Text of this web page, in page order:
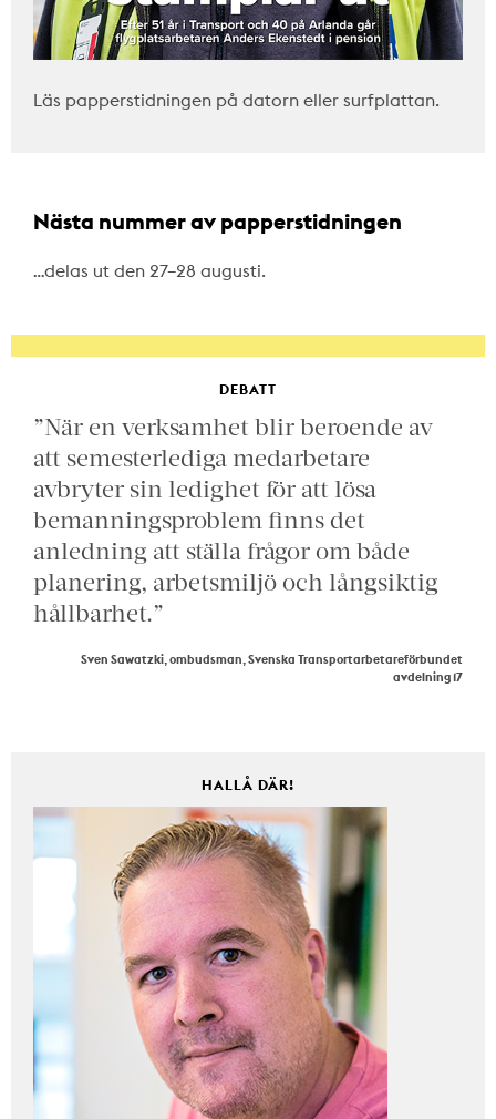
Läs papperstidningen på datorn eller surfplattan.
Nästa nummer av papperstidningen
…delas ut den 27–28 augusti.
DEBATT
”När en verksamhet blir beroende av
att semesterlediga medarbetare
avbryter sin ledighet för att lösa
bemanningsproblem finns det
anledning att ställa frågor om både
planering, arbetsmiljö och långsiktig
hållbarhet.”
Sven Sawatzki, ombudsman, Svenska Transportarbetareförbundet
avdelning 17
HALLÅ DÄR!